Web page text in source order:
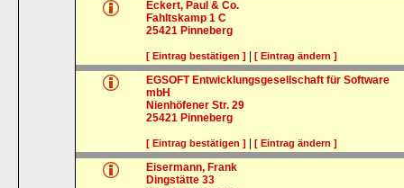
Eckert, Paul & Co.
Fahltskamp 1 C
25421 Pinneberg
[ Eintrag bestätigen ] |[ Eintrag ändern ]
EGSOFT Entwicklungsgesellschaft für Software
mbH
Nienhöfener Str. 29
25421 Pinneberg
[ Eintrag bestätigen ] |[ Eintrag ändern ]
Eisermann, Frank
Dingstätte 33